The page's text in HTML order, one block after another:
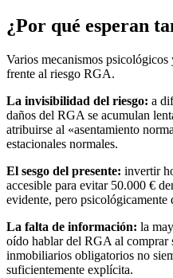
¿Por qué esperan
Varios mecanismos
frente al riesgo RGA.
La invisibilidad del riesgo: a
daños del RGA se acumulan
atribuirse al «asentamiento
estacionales normales.
El sesgo del presente: invertir
accesible para evitar 50.000 €
evidente, pero
La falta de información: la
oído hablar del RGA al comprar
inmobiliarios obligatorios no
suficientemente explícita.